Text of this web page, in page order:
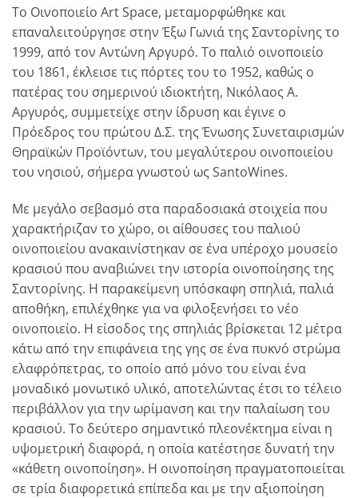
To Οινοποιείο Art Space, μεταμορφώθηκε και
επαναλειτούργησε στην Έξω Γωνιά της Σαντορίνης το
1999, από τον Αντώνη Αργυρό. Το παλιό οινοποιείο
του 1861, έκλεισε τις πόρτες του το 1952, καθώς ο
πατέρας του σημερινού ιδιοκτήτη, Νικόλαος Α.
Αργυρός, συμμετείχε στην ίδρυση και έγινε ο
Πρόεδρος του πρώτου Δ.Σ. της Ένωσης Συνεταιρισμών
Θηραϊκών Προϊόντων, του μεγαλύτερου οινοποιείου
του νησιού, σήμερα γνωστού ως SantoWines.
Με μεγάλο σεβασμό στα παραδοσιακά στοιχεία που
χαρακτήριζαν το χώρο, οι αίθουσες του παλιού
οινοποιείου ανακαινίστηκαν σε ένα υπέροχο μουσείο
κρασιού που αναβιώνει την ιστορία οινοποίησης της
Σαντορίνης. Η παρακείμενη υπόσκαφη σπηλιά, παλιά
αποθήκη, επιλέχθηκε για να φιλοξενήσει το νέο
οινοποιείο. Η είσοδος της σπηλιάς βρίσκεται 12 μέτρα
κάτω από την επιφάνεια της γης σε ένα πυκνό στρώμα
ελαφρόπετρας, το οποίο από μόνο του είναι ένα
μοναδικό μονωτικό υλικό, αποτελώντας έτσι το τέλειο
περιβάλλον για την ωρίμανση και την παλαίωση του
κρασιού. Το δεύτερο σημαντικό πλεονέκτημα είναι η
υψομετρική διαφορά, η οποία κατέστησε δυνατή την
«κάθετη οινοποίηση». Η οινοποίηση πραγματοποιείται
σε τρία διαφορετικά επίπεδα και με την αξιοποίηση